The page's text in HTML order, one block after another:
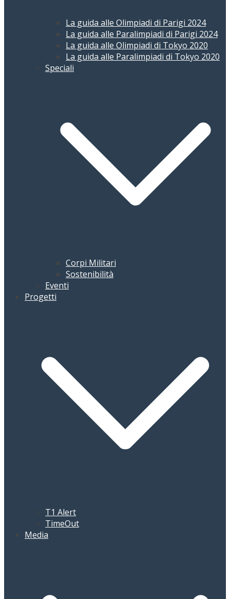
La guida alle Olimpiadi di Parigi 2024
La guida alle Paralimpiadi di Parigi 2024
La guida alle Olimpiadi di Tokyo 2020
La guida alle Paralimpiadi di Tokyo 2020
Speciali
Corpi Militari
Sostenibilità
Eventi
Progetti
T1 Alert
TimeOut
Media